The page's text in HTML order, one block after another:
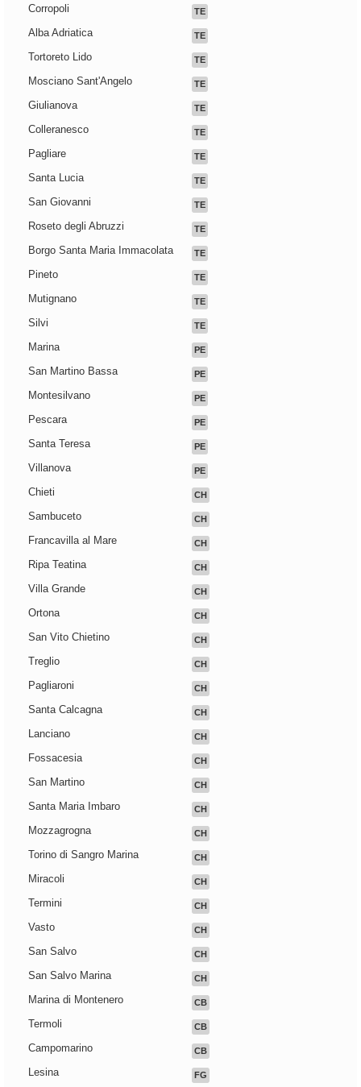
Corropoli TE
Alba Adriatica TE
Tortoreto Lido TE
Mosciano Sant'Angelo TE
Giulianova TE
Colleranesco TE
Pagliare TE
Santa Lucia TE
San Giovanni TE
Roseto degli Abruzzi TE
Borgo Santa Maria Immacolata TE
Pineto TE
Mutignano TE
Silvi TE
Marina PE
San Martino Bassa PE
Montesilvano PE
Pescara PE
Santa Teresa PE
Villanova PE
Chieti CH
Sambuceto CH
Francavilla al Mare CH
Ripa Teatina CH
Villa Grande CH
Ortona CH
San Vito Chietino CH
Treglio CH
Pagliaroni CH
Santa Calcagna CH
Lanciano CH
Fossacesia CH
San Martino CH
Santa Maria Imbaro CH
Mozzagrogna CH
Torino di Sangro Marina CH
Miracoli CH
Termini CH
Vasto CH
San Salvo CH
San Salvo Marina CH
Marina di Montenero CB
Termoli CB
Campomarino CB
Lesina FG